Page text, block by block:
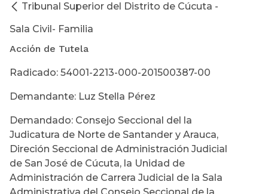
Tribunal Superior del Distrito de Cúcuta -
Sala Civil- Familia
Acción de Tutela
Radicado: 54001-2213-000-201500387-00
Demandante: Luz Stella Pérez
Demandado: Consejo Seccional del la
Judicatura de Norte de Santander y Arauca,
Direción Seccional de Administración Judicial
de San José de Cúcuta, la Unidad de
Administración de Carrera Judicial de la Sala